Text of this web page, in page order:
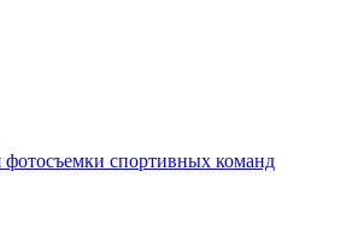
спортивных команд